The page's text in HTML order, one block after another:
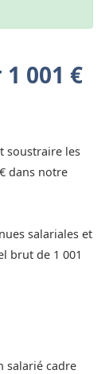
001 €
soustraire les
dans notre
salariales et
brut de 1 001
salarié cadre